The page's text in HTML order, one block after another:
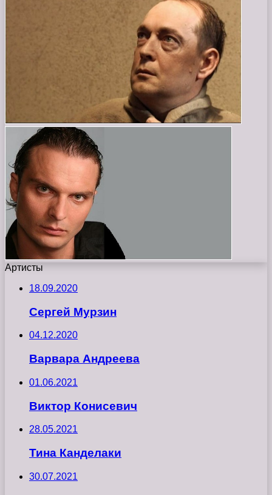
Артисты
18.09.2020
Сергей Мурзин
04.12.2020
Варвара Андреева
01.06.2021
Виктор Конисевич
28.05.2021
Тина Канделаки
30.07.2021